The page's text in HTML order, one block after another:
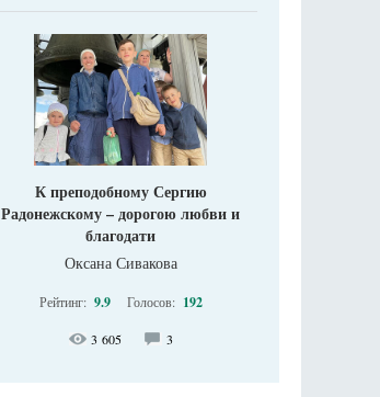
К преподобному Сергию
Радонежскому – дорогою любви и
благодати
Оксана Сивакова
Рейтинг: 9.9 Голосов: 192
3 605 3